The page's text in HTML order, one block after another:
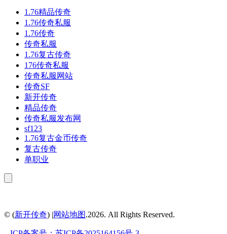
1.76精品传奇
1.76传奇私服
1.76传奇
传奇私服
1.76复古传奇
176传奇私服
传奇私服网站
传奇SF
新开传奇
精品传奇
传奇私服发布网
sf123
1.76复古金币传奇
复古传奇
单职业
© (新开传奇) |网站地图.2026. All Rights Reserved.